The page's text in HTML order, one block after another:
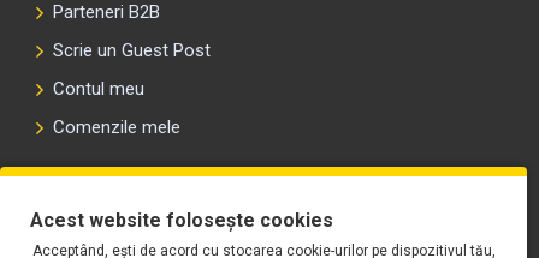
Parteneri B2B
Scrie un Guest Post
Contul meu
Comenzile mele
Acest website folosește cookies
Acceptând, ești de acord cu stocarea cookie-urilor pe dispozitivul tău,